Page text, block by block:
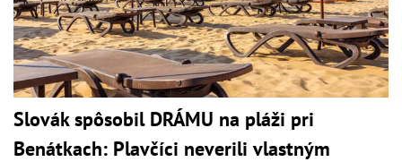
Slovák spôsobil DRÁMU na pláži pri
Benátkach: Plavčíci neverili vlastným